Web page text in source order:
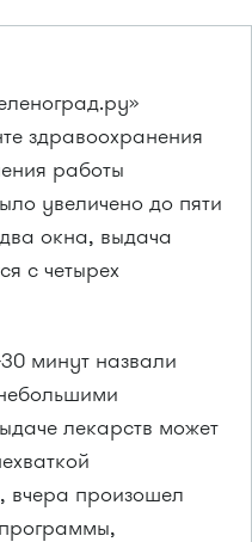
здравоохранения
работы
увеличено до пяти
окна, выдача
с четырех
минут назвали
лекарств может
произошел